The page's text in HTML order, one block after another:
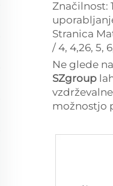
Značilnost:
Stranica
/ 4, 4,26, 5,
Ne glede
SZgroup
možnostjo